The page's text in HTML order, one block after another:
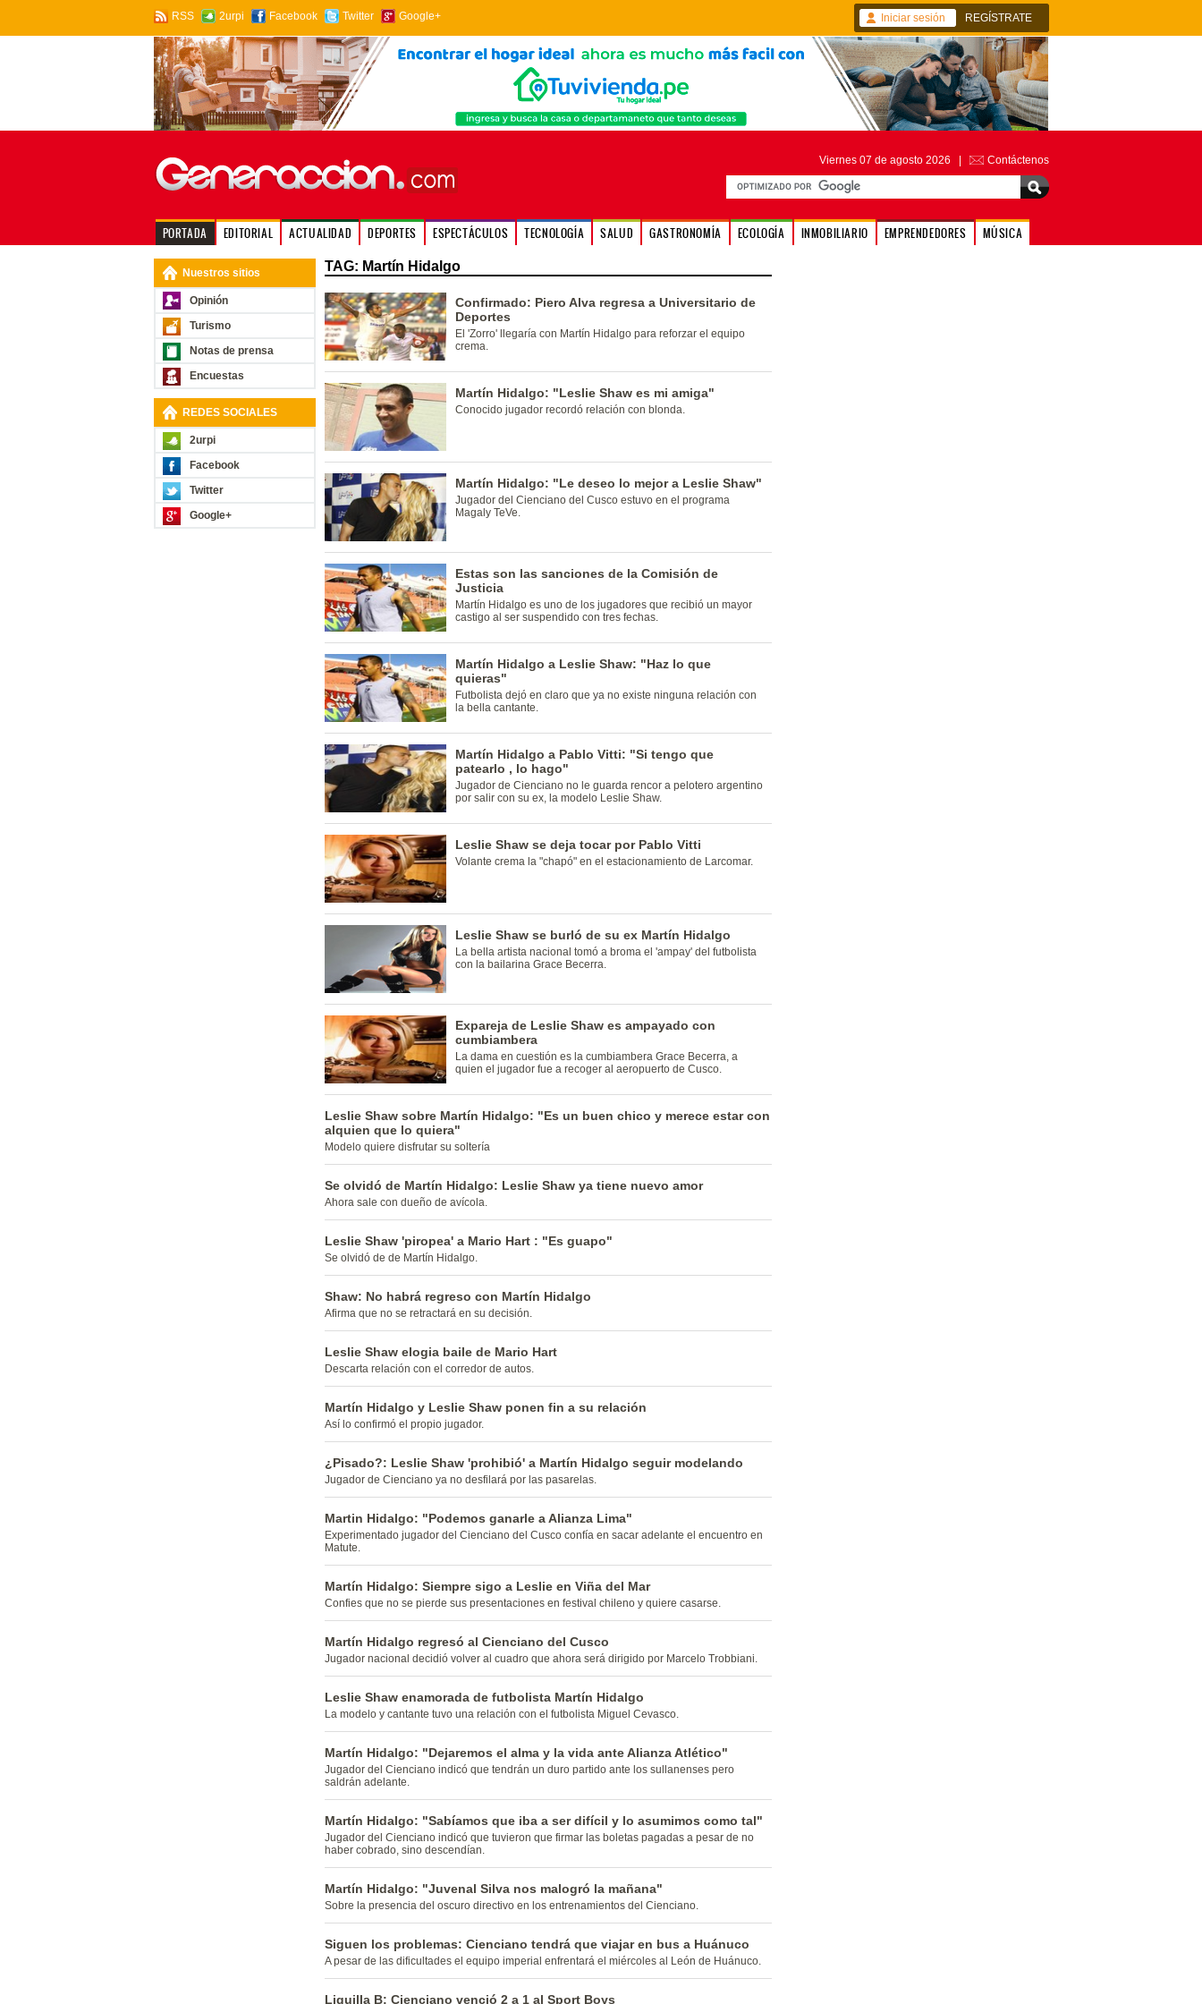
RSS 2urpi Facebook Twitter Google+ Iniciar sesión REGÍSTRATE
Viernes 07 de agosto 2026 | Contáctenos
PORTADA EDITORIAL ACTUALIDAD DEPORTES ESPECTÁCULOS TECNOLOGÍA SALUD GASTRONOMÍA ECOLOGÍA INMOBILIARIO EMPRENDEDORES MÚSICA
Nuestros sitios
Opinión
Turismo
Notas de prensa
Encuestas
REDES SOCIALES
2urpi
Facebook
Twitter
Google+
TAG: Martín Hidalgo
Confirmado: Piero Alva regresa a Universitario de
Deportes
El 'Zorro' llegaría con Martín Hidalgo para reforzar el equipo
crema.
Martín Hidalgo: "Leslie Shaw es mi amiga"
Conocido jugador recordó relación con blonda.
Martín Hidalgo: "Le deseo lo mejor a Leslie Shaw"
Jugador del Cienciano del Cusco estuvo en el programa
Magaly TeVe.
Estas son las sanciones de la Comisión de
Justicia
Martín Hidalgo es uno de los jugadores que recibió un mayor
castigo al ser suspendido con tres fechas.
Martín Hidalgo a Leslie Shaw: "Haz lo que
quieras"
Futbolista dejó en claro que ya no existe ninguna relación con
la bella cantante.
Martín Hidalgo a Pablo Vitti: "Si tengo que
patearlo , lo hago"
Jugador de Cienciano no le guarda rencor a pelotero argentino
por salir con su ex, la modelo Leslie Shaw.
Leslie Shaw se deja tocar por Pablo Vitti
Volante crema la "chapó" en el estacionamiento de Larcomar.
Leslie Shaw se burló de su ex Martín Hidalgo
La bella artista nacional tomó a broma el 'ampay' del futbolista
con la bailarina Grace Becerra.
Expareja de Leslie Shaw es ampayado con
cumbiambera
La dama en cuestión es la cumbiambera Grace Becerra, a
quien el jugador fue a recoger al aeropuerto de Cusco.
Leslie Shaw sobre Martín Hidalgo: "Es un buen chico y merece estar con
alquien que lo quiera"
Modelo quiere disfrutar su soltería
Se olvidó de Martín Hidalgo: Leslie Shaw ya tiene nuevo amor
Ahora sale con dueño de avícola.
Leslie Shaw 'piropea' a Mario Hart : "Es guapo"
Se olvidó de de Martín Hidalgo.
Shaw: No habrá regreso con Martín Hidalgo
Afirma que no se retractará en su decisión.
Leslie Shaw elogia baile de Mario Hart
Descarta relación con el corredor de autos.
Martín Hidalgo y Leslie Shaw ponen fin a su relación
Así lo confirmó el propio jugador.
¿Pisado?: Leslie Shaw 'prohibió' a Martín Hidalgo seguir modelando
Jugador de Cienciano ya no desfilará por las pasarelas.
Martin Hidalgo: "Podemos ganarle a Alianza Lima"
Experimentado jugador del Cienciano del Cusco confía en sacar adelante el encuentro en
Matute.
Martín Hidalgo: Siempre sigo a Leslie en Viña del Mar
Confies que no se pierde sus presentaciones en festival chileno y quiere casarse.
Martín Hidalgo regresó al Cienciano del Cusco
Jugador nacional decidió volver al cuadro que ahora será dirigido por Marcelo Trobbiani.
Leslie Shaw enamorada de futbolista Martín Hidalgo
La modelo y cantante tuvo una relación con el futbolista Miguel Cevasco.
Martín Hidalgo: "Dejaremos el alma y la vida ante Alianza Atlético"
Jugador del Cienciano indicó que tendrán un duro partido ante los sullanenses pero
saldrán adelante.
Martín Hidalgo: "Sabíamos que iba a ser difícil y lo asumimos como tal"
Jugador del Cienciano indicó que tuvieron que firmar las boletas pagadas a pesar de no
haber cobrado, sino descendían.
Martín Hidalgo: "Juvenal Silva nos malogró la mañana"
Sobre la presencia del oscuro directivo en los entrenamientos del Cienciano.
Siguen los problemas: Cienciano tendrá que viajar en bus a Huánuco
A pesar de las dificultades el equipo imperial enfrentará el miércoles al León de Huánuco.
Liguilla B: Cienciano venció 2 a 1 al Sport Boys